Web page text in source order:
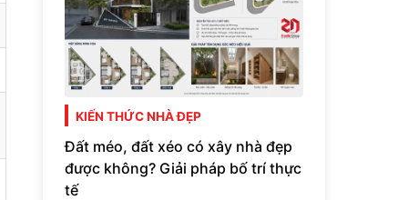
KIẾN THỨC NHÀ ĐẸP
Đất méo, đất xéo có xây nhà đẹp
được không? Giải pháp bố trí thực
tế